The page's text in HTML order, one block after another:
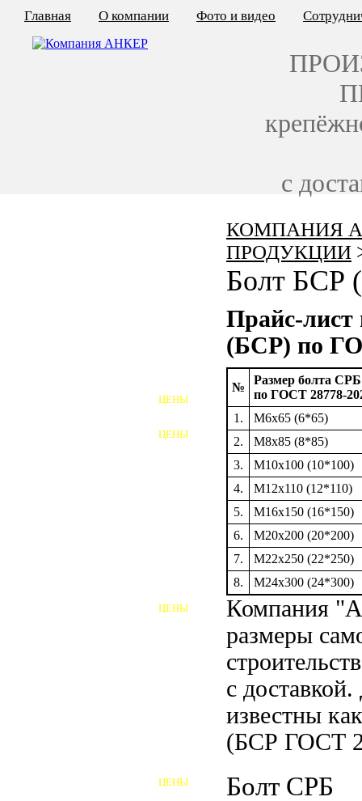
КОМПАНИЯ
ПРОДУКЦИИ
Болт БСР
Прайс-
(БСР) по
№
Размер болта СРБ
по ГОСТ 28778-
1.
М6х65 (6*65)
2.
М8х85 (8*85)
3.
М10х100 (10*100)
4.
М12х110 (12*110)
5.
М16х150 (16*150)
6.
М20х200 (20*200)
7.
М22х250 (22*250)
8.
М24х300 (24*300)
Компания
размеры
с
известны
(БСР ГОСТ
Болт СРБ
ЦЕНЫ
ЦЕНЫ
ШАЙБЫ ФУНДАМЕНТНЫЕ
ЦЕНЫ
ЦЕНЫ
Главная О компании Фото и видео
с